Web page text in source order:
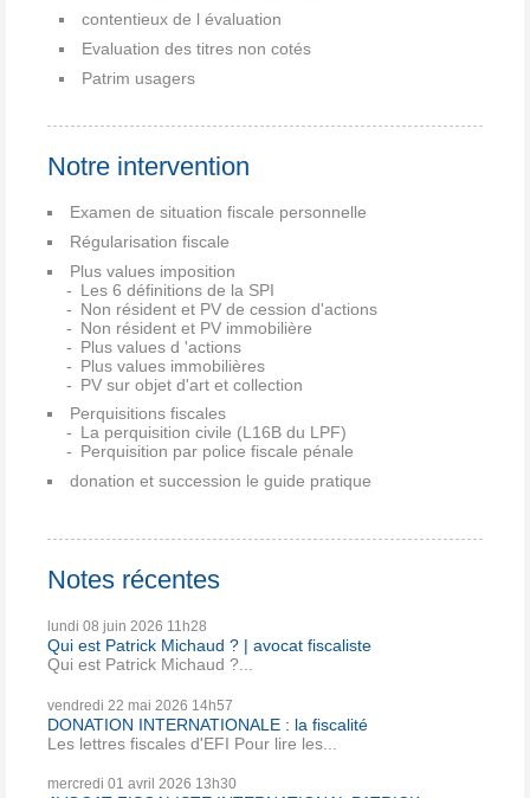
contentieux de l évaluation
Evaluation des titres non cotés
Patrim usagers
Notre intervention
Examen de situation fiscale personnelle
Régularisation fiscale
Plus values imposition
Les 6 définitions de la SPI
Non résident et PV de cession d'actions
Non résident et PV immobilière
Plus values d 'actions
Plus values immobilières
PV sur objet d'art et collection
Perquisitions fiscales
La perquisition civile (L16B du LPF)
Perquisition par police fiscale pénale
donation et succession le guide pratique
Notes récentes
lundi 08 juin 2026 11h28
Qui est Patrick Michaud ? | avocat fiscaliste
Qui est Patrick Michaud ?...
vendredi 22 mai 2026 14h57
DONATION INTERNATIONALE : la fiscalité
Les lettres fiscales d'EFI Pour lire les...
mercredi 01 avril 2026 13h30